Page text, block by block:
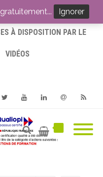
À DISPOSITION PAR LE
VIDÉOS
Youtube
Ignorer